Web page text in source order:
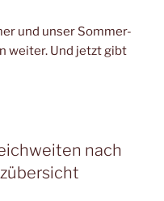
und unser Sommer-
weiter. Und jetzt gibt
nach